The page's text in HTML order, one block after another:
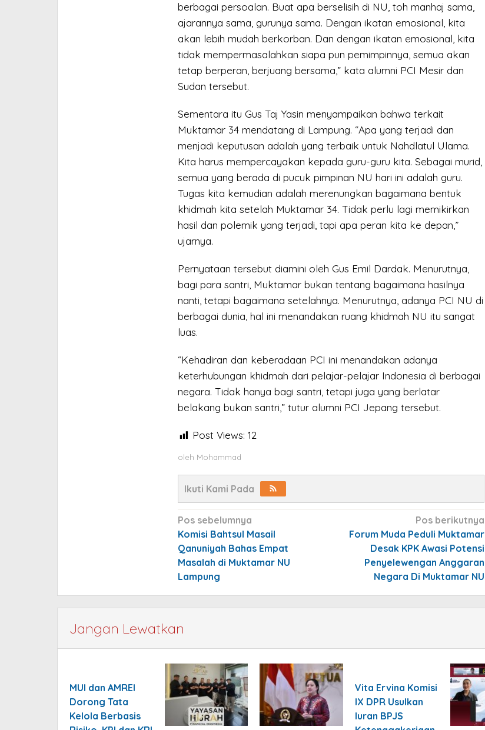
berbagai persoalan. Buat apa berselisih di NU, toh manhaj sama,
ajarannya sama, gurunya sama. Dengan ikatan emosional, kita
akan lebih mudah berkorban. Dan dengan ikatan emosional, kita
tidak mempermasalahkan siapa pun pemimpinnya, semua akan
tetap berperan, berjuang bersama,” kata alumni PCI Mesir dan
Sudan tersebut.
Sementara itu Gus Taj Yasin menyampaikan bahwa terkait
Muktamar 34 mendatang di Lampung. “Apa yang terjadi dan
menjadi keputusan adalah yang terbaik untuk Nahdlatul Ulama.
Kita harus mempercayakan kepada guru-guru kita. Sebagai murid,
semua yang berada di pucuk pimpinan NU hari ini adalah guru.
Tugas kita kemudian adalah merenungkan bagaimana bentuk
khidmah kita setelah Muktamar 34. Tidak perlu lagi memikirkan
hasil dan polemik yang terjadi, tapi apa peran kita ke depan,”
ujarnya.
Pernyataan tersebut diamini oleh Gus Emil Dardak. Menurutnya,
bagi para santri, Muktamar bukan tentang bagaimana hasilnya
nanti, tetapi bagaimana setelahnya. Menurutnya, adanya PCI NU di
berbagai dunia, hal ini menandakan ruang khidmah NU itu sangat
luas.
“Kehadiran dan keberadaan PCI ini menandakan adanya
keterhubungan khidmah dari pelajar-pelajar Indonesia di berbagai
negara. Tidak hanya bagi santri, tetapi juga yang berlatar
belakang bukan santri,” tutur alumni PCI Jepang tersebut.
Post Views: 12
oleh Mohammad
Ikuti Kami Pada
Navigasi
pos
Pos sebelumnya
Komisi Bahtsul Masail
Qanuniyah Bahas Empat
Masalah di Muktamar NU
Lampung
Pos berikutnya
Forum Muda Peduli Muktamar
Desak KPK Awasi Potensi
Penyelewengan Anggaran
Negara Di Muktamar NU
Jangan Lewatkan
MUI dan AMREI
Dorong Tata
Kelola Berbasis
Vita Ervina Komisi
IX DPR Usulkan
Iuran BPJS